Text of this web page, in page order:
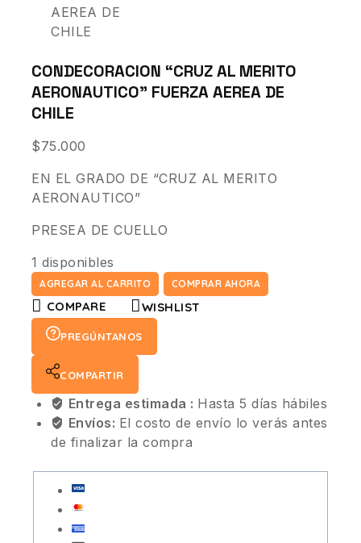
CONDECORACION “CRUZ AL MERITO
AERONAUTICO” FUERZA AEREA DE
CHILE
$75.000
EN EL GRADO DE “CRUZ AL MERITO
AERONAUTICO”
PRESEA DE CUELLO
1 disponibles
AGREGAR AL CARRITO COMPRAR AHORA
COMPARE WISHLIST
PREGÚNTANOS
COMPARTIR
Entrega estimada : Hasta 5 días hábiles
Envíos: El costo de envío lo verás antes
de finalizar la compra